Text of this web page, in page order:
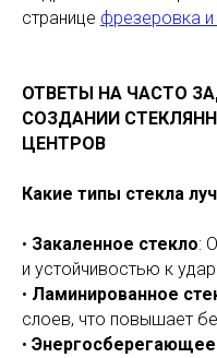
странице фрезеровка и
ОТВЕТЫ НА ЧАСТО
СОЗДАНИИ
ЦЕНТРОВ
Какие типы стекла
• Закаленное стекло:
и устойчивостью к
• Ламинированное
слоев, что повышает
• Энергосберегающее